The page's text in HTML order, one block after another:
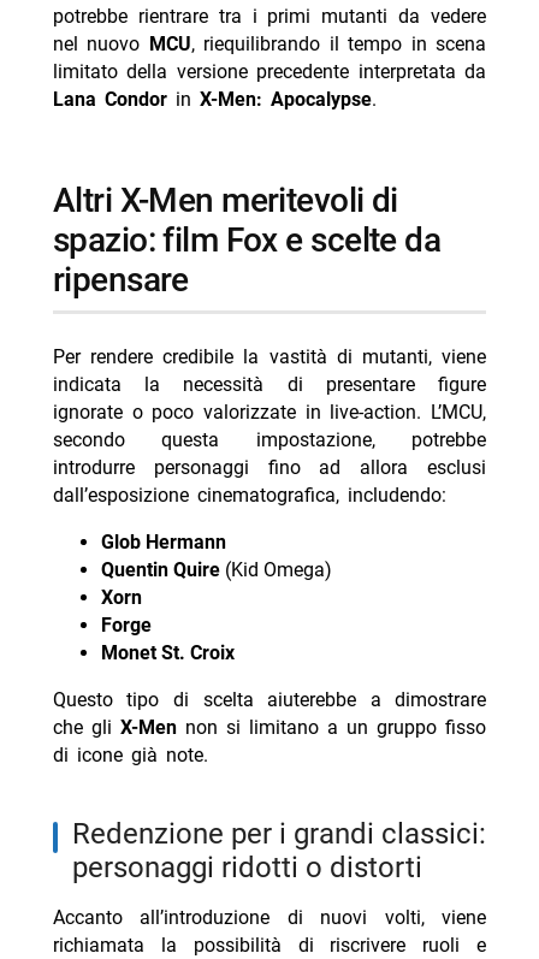
potrebbe rientrare tra i primi mutanti da vedere
nel nuovo MCU, riequilibrando il tempo in scena
limitato della versione precedente interpretata da
Lana Condorin X-Men: Apocalypse.
altri X-Men meritevoli di
spazio: film Fox e scelte da
ripensare
Per rendere credibile la vastità di mutanti, viene
indicata la necessità di presentare figure
ignorate o poco valorizzate in live-action. L’MCU,
secondo questa impostazione, potrebbe
introdurre personaggi fino ad allora esclusi
dall’esposizione cinematografica, includendo:
Glob Hermann
Quentin Quire(Kid Omega)
Xorn
Forge
Monet St. Croix
Questo tipo di scelta aiuterebbe a dimostrare
che gli X-Mennon si limitano a un gruppo fisso
di icone già note.
redenzione per i grandi classici:
personaggi ridotti o distorti
Accanto all’introduzione di nuovi volti, viene
richiamata la possibilità di riscrivere ruoli e